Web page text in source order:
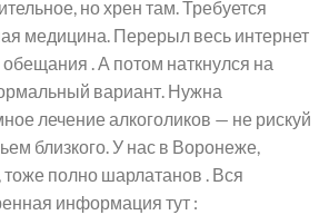
но хрен там. Требуется
медицина. Перерыл весь интернет
. А потом наткнулся на
вариант. Нужна
лечение алкоголиков — не рискуй
близкого. У нас в Воронеже,
тоже полно шарлатанов . Вся
информация тут :